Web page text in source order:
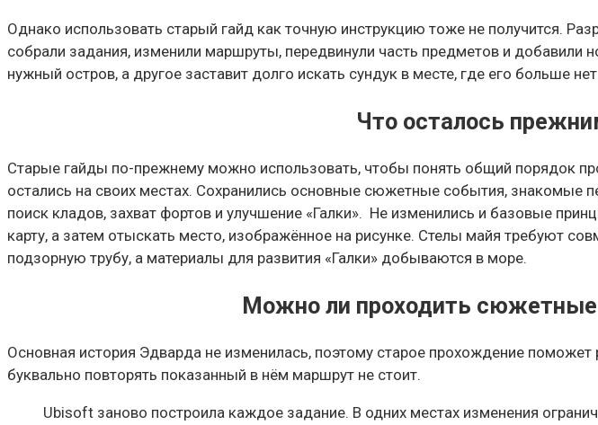
Однако использовать старый гайд как точную инструкцию тоже не получится.
собрали задания, изменили маршруты, передвинули часть предметов и добавили
нужный остров, а другое заставит долго искать сундук в месте, где его больше нет.
Что осталось
Старые гайды по-прежнему можно использовать, чтобы понять общий порядок
остались на своих местах. Сохранились основные сюжетные события, знакомые
поиск кладов, захват фортов и улучшение «Галки». Не изменились и базовые
карту, а затем отыскать место, изображённое на рисунке. Стелы майя требуют
подзорную трубу, а материалы для развития «Галки» добываются в море.
Можно ли проходить сюжетные
Основная история Эдварда не изменилась, поэтому старое прохождение
буквально повторять показанный в нём маршрут не стоит.
Ubisoft заново построила каждое задание. В одних местах изменения